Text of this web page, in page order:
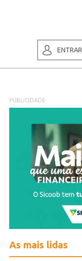
ENTRAR
PUBLICIDADE
As mais lidas